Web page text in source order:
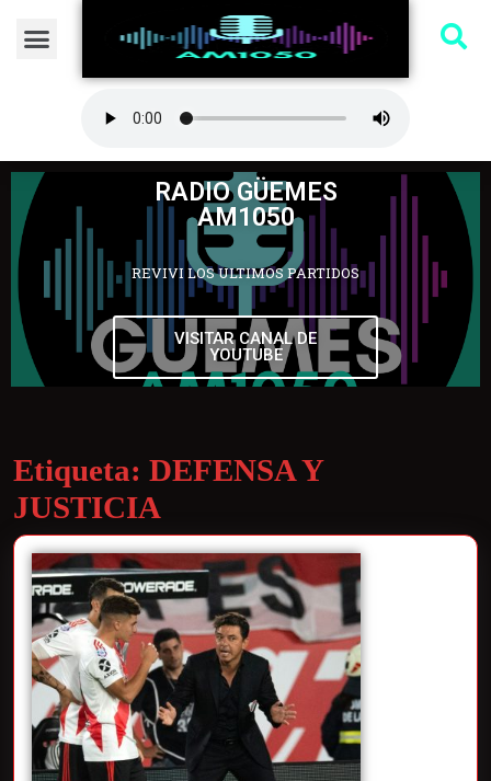
RADIO GÜEMES
AM1050
REVIVI LOS ULTIMOS PARTIDOS
VISITAR CANAL DE
YOUTUBE
Etiqueta: DEFENSA Y
JUSTICIA